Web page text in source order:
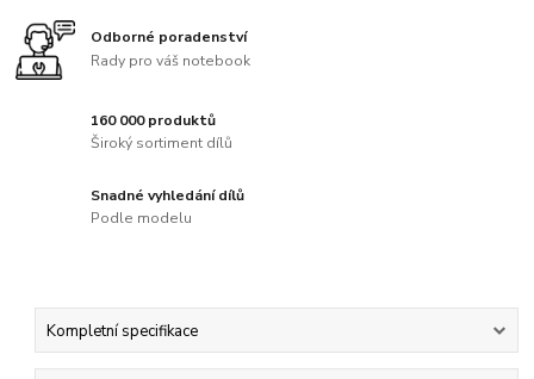
Odborné poradenství
Rady pro váš notebook
160 000 produktů
Široký sortiment dílů
Snadné vyhledání dílů
Podle modelu
Kompletní specifikace